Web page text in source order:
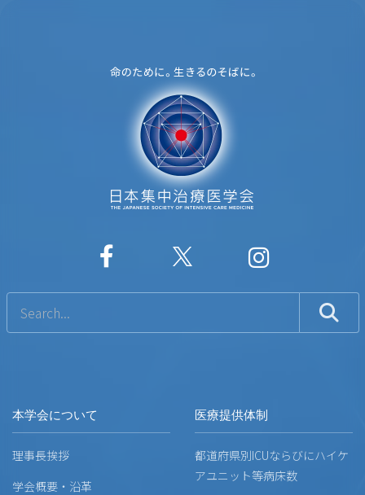
本学会について
理事長挨拶
学会概要・沿革
医療提供体制
都道府県別ICUならびにハイケ
アユニット等病床数